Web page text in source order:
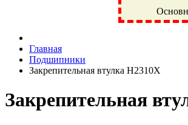
Фрязино, Антал+, плюс, Свердловский,
техника, сварочные аппараты, NIS,
NTN, SKF, купить, заказать
Главная
Подшипники
Закрепительная втулка H2310X
Закрепительная